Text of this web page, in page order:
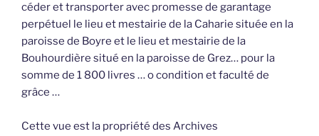
céder et transporter avec promesse de garantage
perpétuel le lieu et mestairie de la Caharie située en la
paroisse de Boyre et le lieu et mestairie de la
Bouhourdière situé en la paroisse de Grez… pour la
somme de 1 800 livres … o condition et faculté de
grâce …
Cette vue est la propriété des Archives